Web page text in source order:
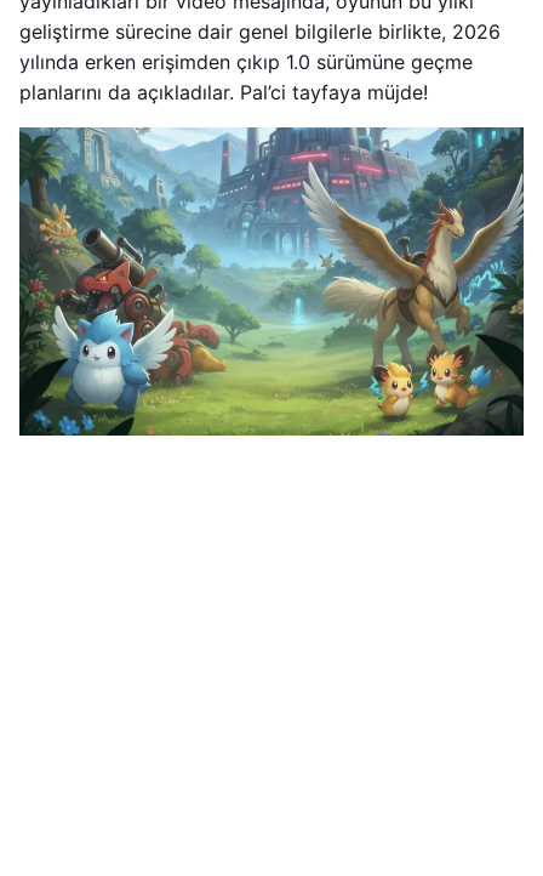
geliştirme sürecine dair genel bilgilerle birlikte, 2026
yılında erken erişimden çıkıp 1.0 sürümüne geçme
planlarını da açıkladılar. Pal’ci tayfaya müjde!